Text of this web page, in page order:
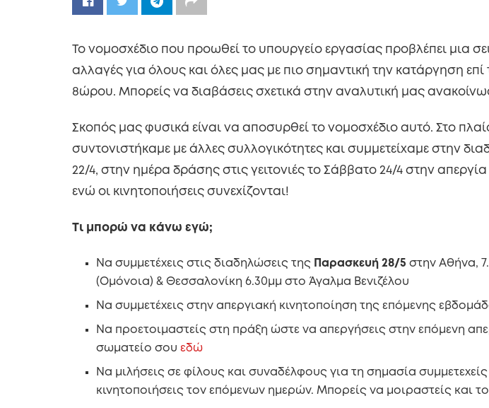
Το νομοσχέδιο που προωθεί το υπουργείο εργασίας προβλέπει μια
αλλαγές για όλους και όλες μας με πιο σημαντική την κατάργηση επί
8ώρου. Μπορείς να διαβάσεις σχετικά στην αναλυτική μας
Σκοπός μας φυσικά είναι να αποσυρθεί το νομοσχέδιο αυτό. Στο
συντονιστήκαμε με άλλες συλλογικότητες και συμμετείχαμε στην
22/4, στην ημέρα δράσης στις γειτονιές το Σάββατο 24/4 στην
ενώ οι κινητοποιήσεις συνεχίζονται!
Τι μπορώ να κάνω εγώ;
Να συμμετέχεις στις διαδηλώσεις της Παρασκευή 28/5 στην Αθήνα,
(Ομόνοια) & Θεσσαλονίκη 6.30μμ στο Άγαλμα Βενιζέλου
Να συμμετέχεις στην απεργιακή κινητοποίηση της επόμενης
Να προετοιμαστείς στη πράξη ώστε να απεργήσεις στην επόμενη
σωματείο σουεδώ
Να μιλήσεις σε φίλους και συναδέλφους για τη σημασία συμμετεχείς
κινητοποιήσεις τον επόμενων ημερών. Μπορείς να μοιραστείς και